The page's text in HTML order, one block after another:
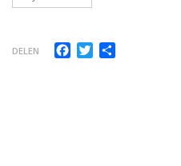
DELEN Facebook
Twitter